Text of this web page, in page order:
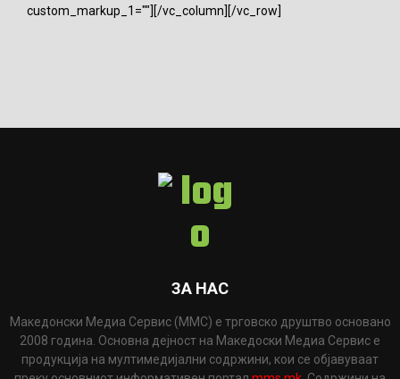
custom_markup_1=""][/vc_column][/vc_row]
ЗА НАС
Македонски Медиа Сервис (ММС) е трговско друштво основано
2008 година. Основна дејност на Македоски Медиа Сервис е
продукција на мултимедијални содржини, кои се објавуваат